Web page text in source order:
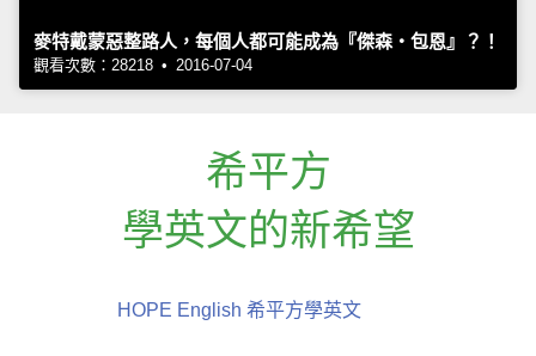
麥特戴蒙惡整路人，每個人都可能成為『傑森‧包恩』？！
觀看次數：28218 • 2016-07-04
希平方
學英文的新希望
HOPE English 希平方學英文